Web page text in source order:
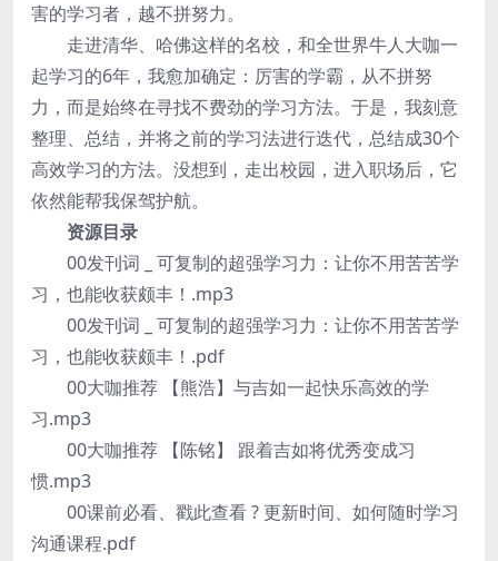
害的学习者，越不拼努力。
走进清华、哈佛这样的名校，和全世界牛人大咖一
起学习的6年，我愈加确定：厉害的学霸，从不拼努
力，而是始终在寻找不费劲的学习方法。于是，我刻意
整理、总结，并将之前的学习法进行迭代，总结成30个
高效学习的方法。没想到，走出校园，进入职场后，它
依然能帮我保驾护航。
资源目录
00发刊词 _ 可复制的超强学习力：让你不用苦苦学
习，也能收获颇丰！.mp3
00发刊词 _ 可复制的超强学习力：让你不用苦苦学
习，也能收获颇丰！.pdf
00大咖推荐 【熊浩】与吉如一起快乐高效的学
习.mp3
00大咖推荐 【陈铭】 跟着吉如将优秀变成习
惯.mp3
00课前必看、戳此查看 ? 更新时间、如何随时学习
沟通课程.pdf